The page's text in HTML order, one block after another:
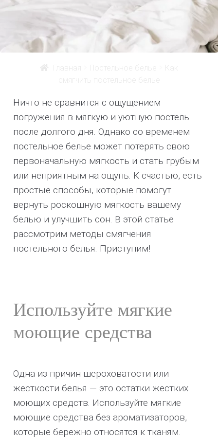
Ничто не сравнится с ощущением
погружения в мягкую и уютную постель
после долгого дня. Однако со временем
постельное белье может потерять свою
первоначальную мягкость и стать грубым
или неприятным на ощупь. К счастью, есть
простые способы, которые помогут
вернуть роскошную мягкость вашему
белью и улучшить сон. В этой статье
рассмотрим методы смягчения
постельного белья. Приступим!
Используйте мягкие
моющие средства
Одна из причин шероховатости или
жесткости белья — это остатки жестких
моющих средств. Используйте мягкие
моющие средства без ароматизаторов,
которые бережно относятся к тканям.